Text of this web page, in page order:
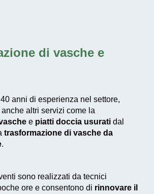
di vasche e
anni di esperienza nel settore,
altri servizi come la
e piatti doccia usurati dal
trasformazione di vasche da
.
sono realizzati da tecnici
ore e consentono di rinnovare il